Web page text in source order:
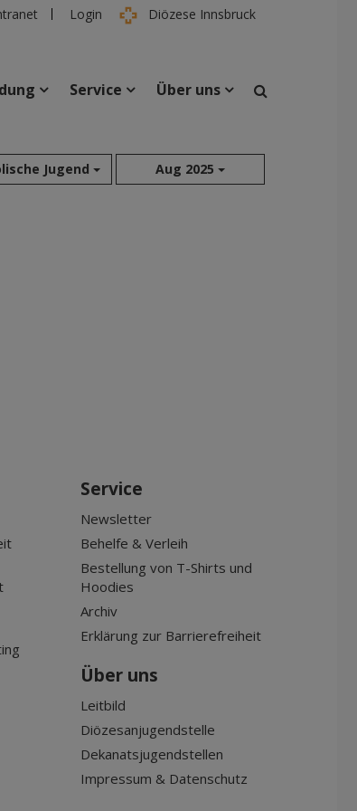
Login Diözese Innsbruck
suchen
Personen
Service Über uns
Jugend Aug 2025
Sep 2025
Service
Newsletter
Behelfe & Verleih
Bestellung von T-Shirts und
Hoodies
Archiv
Erklärung zur Barrierefreiheit
Über uns
Leitbild
Diözesanjugendstelle
Dekanatsjugendstellen
Impressum & Datenschutz